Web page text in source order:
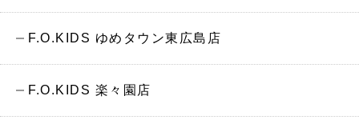
F.O.KIDS ゆめタウン東広島店
F.O.KIDS 楽々園店